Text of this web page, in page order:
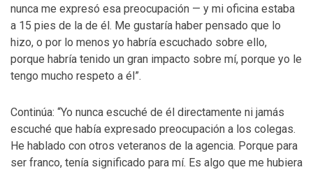
nunca me expresó esa preocupación — y mi oficina estaba
a 15 pies de la de él. Me gustaría haber pensado que lo
hizo, o por lo menos yo habría escuchado sobre ello,
porque habría tenido un gran impacto sobre mí, porque yo le
tengo mucho respeto a él”.
Continúa: “Yo nunca escuché de él directamente ni jamás
escuché que había expresado preocupación a los colegas.
He hablado con otros veteranos de la agencia. Porque para
ser franco, tenía significado para mí. Es algo que me hubiera